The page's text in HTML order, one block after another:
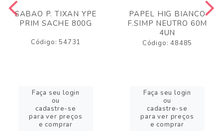
SABAO P. TIXAN YPE
PRIM SACHE 800G
Código: 54731
Faça seu login
ou
cadastre-se
para ver preços
e comprar
PAPEL HIG BIANCO
F.SIMP NEUTRO 60M
4UN
Código: 48485
Faça seu login
ou
cadastre-se
para ver preços
e comprar